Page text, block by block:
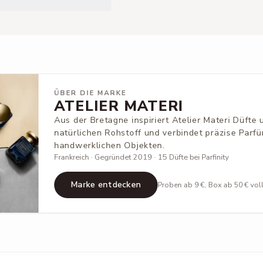
ÜBER DIE MARKE
ATELIER MATERI
Aus der Bretagne inspiriert Atelier Materi Düfte
natürlichen Rohstoff und verbindet präzise
handwerklichen Objekten.
Frankreich · Gegründet 2019 · 15 Düfte bei Parfinity
Marke entdecken Proben ab 9 €, Box ab 50 €